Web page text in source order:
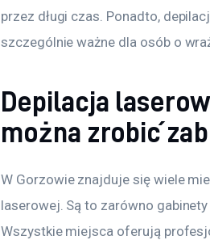
przez długi czas. Ponadto,
szczególnie ważne dla osób o
Depilacja
można zrobić
W Gorzowie znajduje się wiele
laserowej. Są to zarówno
Wszystkie miejsca oferują